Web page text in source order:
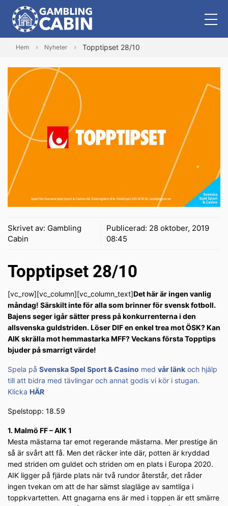
Hem Nyheter Topptipset 28/10
Skrivet av: Gambling
Cabin
Publicerad: 28 oktober, 2019
08:45
Topptipset 28/10
[vc_row][vc_column][vc_column_text]Det här är ingen vanlig
måndag! Särskilt inte för alla som brinner för svensk fotboll.
Bajens seger igår sätter press på konkurrenterna i den
allsvenska guldstriden. Löser DIF en enkel trea mot ÖSK? Kan
AIK skrälla mot hemmastarka MFF? Veckans första Topptips
bjuder på smarrigt värde!
Spela på Svenska Spel Sport & Casino med vår länk och hjälp
till att bidra med tävlingar och annat godis vi kör i stugan.
Klicka HÄR
Spelstopp: 18.59
1. Malmö FF – AIK 1
Mesta mästarna tar emot regerande mästarna. Mer prestige än
så är svårt att få. Men det räcker inte där, potten är kryddad
med striden om guldet och striden om en plats i Europa 2020.
AIK ligger på fjärde plats när två rundor återstår, det råder
ingen tvekan om att de har sämst slagläge av samtliga i
toppkvartetten. Att gnagarna ens är med i toppen är ett smärre